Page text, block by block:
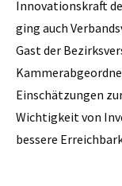
Innovationskraft
ging auch
Gast der
Einschätzungen
Wichtigkeit von
bessere